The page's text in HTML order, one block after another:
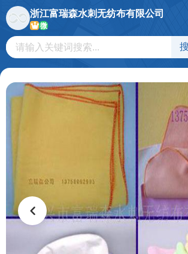
浙江富瑞森水刺无纺布有限公司
微